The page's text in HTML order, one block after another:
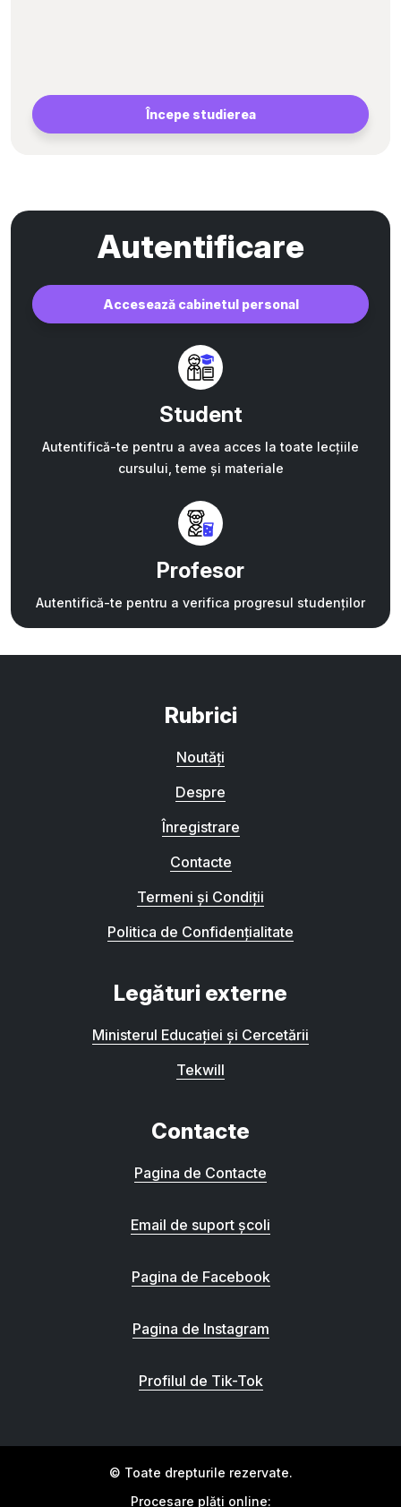
Începe studierea
Autentificare
Accesează cabinetul personal
Student
Autentifică-te pentru a avea acces la toate lecțiile
cursului, teme și materiale
Profesor
Autentifică-te pentru a verifica progresul studenților
Rubrici
Noutăți
Despre
Înregistrare
Contacte
Termeni și Condiții
Politica de Confidențialitate
Legături externe
Ministerul Educației și Cercetării
Tekwill
Contacte
Pagina de Contacte
Email de suport școli
Pagina de Facebook
Pagina de Instagram
Profilul de Tik-Tok
© Toate drepturile rezervate.
Procesare plăți online: